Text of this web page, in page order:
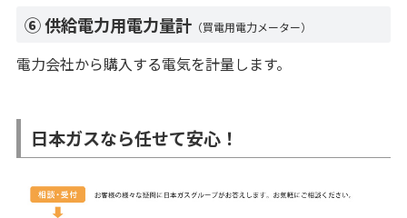
⑥ 供給電力用電力量計（買電用電力メーター）
電力会社から購入する電気を計量します。
日本ガスなら任せて安心！